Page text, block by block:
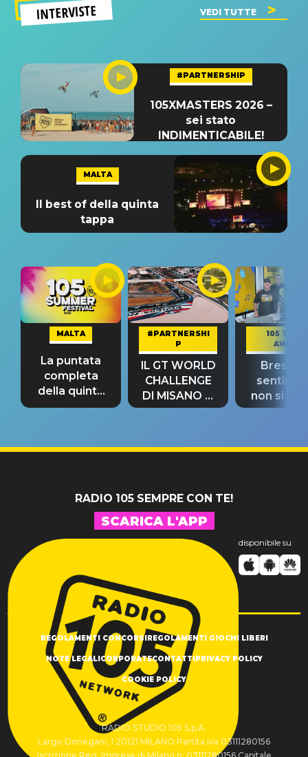
INTERVISTE VEDI TUTTE
#PARTNERSHIP
105XMASTERS 2026 –
sei stato
INDIMENTICABILE!
MALTA
Il best of della quinta
tappa
MALTA
La puntata
completa
della quinta
tappa
#PARTNERSHI
P
IL GT WORLD
CHALLENGE
DI MISANO si
riconferma
105 TAKE
AWAY
Bresh:
non si
fino alla
RADIO 105 SEMPRE CON TE!
SCARICA L'APP
disponibile su
REGOLAMENTI CONCORSIREGOLAMENTI GIOCHI LIBERI
NOTE LEGALICORPORATECONTATTIPRIVACY POLICY
COOKIE POLICY
RADIO STUDIO 105 S.p.A.
Largo Donegani, 1 20121 MILANO Partita Iva 03111280156